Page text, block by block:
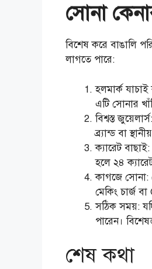
সোনা
বিশেষ করে বাঙালি
লাগতে পারে:
হলমার্ক
এটি সোনার
বিশ্বস্ত
ব্র্যান্ড বা
ক্যারেট
হলে ২৪
কাগজে সোনা:
মেকিং চার্জ
সঠিক সময়:
পারেন।
শেষ কথা